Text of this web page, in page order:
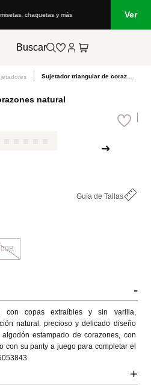
chaquetas y más Ver
Buscar
natural
Guía de Tallas
-
con copas extraíbles y sin varilla,
natural. precioso y delicado diseño
estampado de corazones, con
con su panty a juego para completar el
+